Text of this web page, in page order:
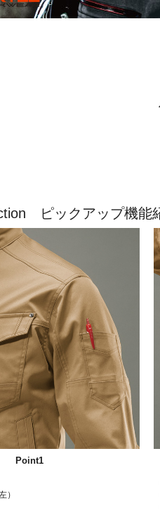
ピックアップ機能
Point1
）